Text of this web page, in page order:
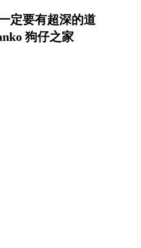
定要有超深的道
狗仔之家